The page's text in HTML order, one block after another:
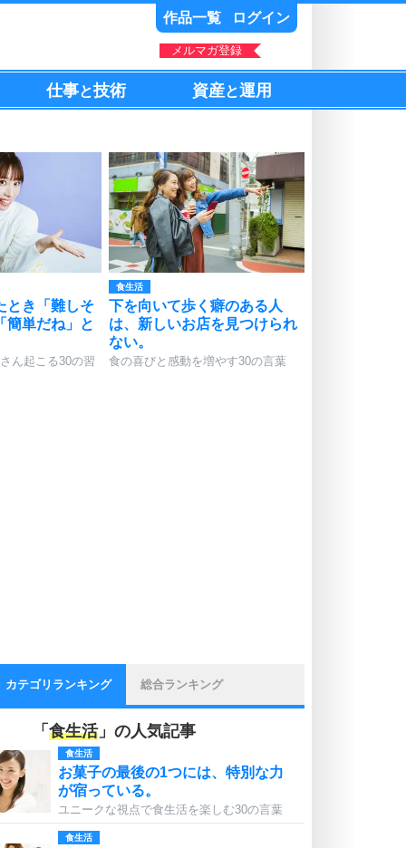
作品一覧 ログイン
メルマガ登録
仕事と技術 資産と運用
とき「難しそ
簡単だね」と
ん起こる30の習
食生活
下を向いて歩く癖のある人
は、新しいお店を見つけられ
ない。
食の喜びと感動を増やす30の言葉
カテゴリランキング 総合ランキング
「 食生活」の人気記事
食生活
お菓子の最後の1つには、特別な力
が宿っている。
ユニークな視点で食生活を楽しむ30の言葉
食生活